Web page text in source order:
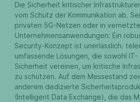
Die Sicherheit kritischer
vom Schutz der Kommunikation ab.
privaten 5G-Netzen oder in
Unternehmensanwendungen: Ein
Security-Konzept ist unerlässlich.
umfassende Lösungen, die sowohl IT-
Sicherheit vereinen, um kritische
zu schützen. Auf dem Messestand
anderem dedizierte
(Intelligent Data Exchange), die das